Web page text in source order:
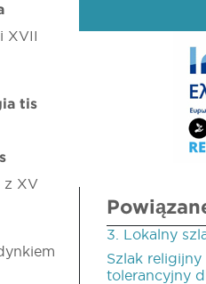
XVII
tis
z XV
3. Lokalny
Szlak
tolerancyjny